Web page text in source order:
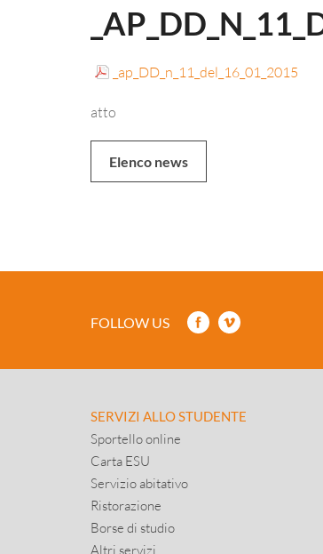
_ap_DD_n_11_del_16_01_2015
atto
Elenco news
FOLLOW US
SERVIZI ALLO STUDENTE
Sportello online
Carta ESU
Servizio abitativo
Ristorazione
Borse di studio
Altri servizi